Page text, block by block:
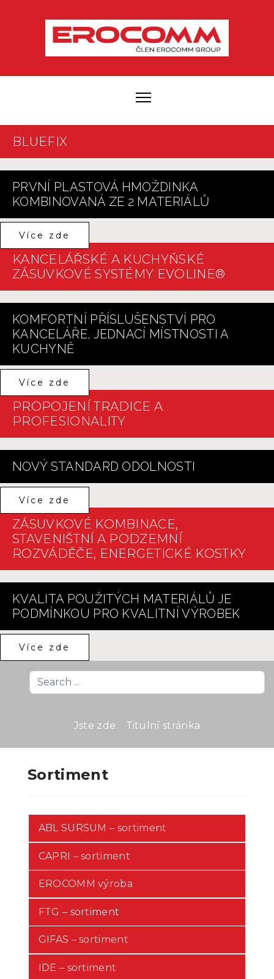
BLUEFIX
PRVNÍ PLASTOVÁ HMOŽDINKA
KOMBINOVANÁ ZE 2 MATERIÁLŮ
Více zde
KANCELÁŘSKÉ A KUCHYŇSKÉ
ZÁSUVKOVÉ SYSTÉMY EVOLINE®
KOMFORTNÍ PŘÍSLUŠENSTVÍ PRO
KANCELÁŘE, JEDNACÍ MÍSTNOSTI A
KUCHYNĚ
Více zde
PROPOJENÍ TRADICE A
PROFESIONALITY
NOVÝ STANDARD ODOLNOSTI
Více zde
ZÁSUVKOVÉ KOMBINACE,
STAVENIŠTNÍ A PODZEMNÍ
ROZVÁDĚČE, ENERGETICKÉ KOSTKY
KVALITA POUŽITÝCH MATERIÁLŮ JE
PODMÍNKOU PRO KVALITNÍ VÝROBEK
Více zde
Search
...
Jste zde: Titulní stránka
Sortiment
ABL SURSUM – sortiment
CAPRI – sortiment
EROCOMM výroba
FTG – sortiment
GIFAS – sortiment
IDE – sortiment